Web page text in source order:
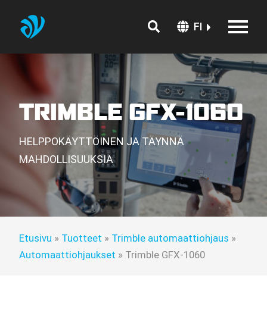
FI
TRIMBLE GFX-1060
HELPPOKÄYTTÖINEN JA TÄYNNÄ
MAHDOLLISUUKSIA
Etusivu » Tuotteet » Trimble automaattiohjaus »
Automaattiohjaukset » Trimble GFX-1060